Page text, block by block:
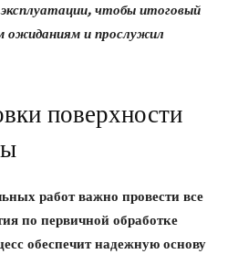
чтобы итоговый
ожиданиям и прослужил
поверхности
работ важно провести все
по первичной обработке
обеспечит надежную основу